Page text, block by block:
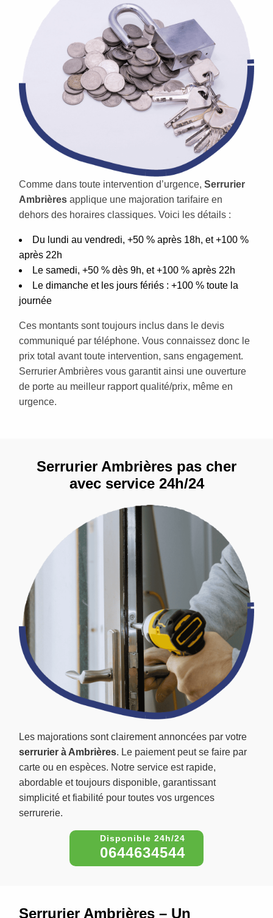
Comme dans toute intervention d’urgence, Serrurier
Ambrières applique une majoration tarifaire en
dehors des horaires classiques. Voici les détails :
Du lundi au vendredi, +50 % après 18h, et +100 %
après 22h
Le samedi, +50 % dès 9h, et +100 % après 22h
Le dimanche et les jours fériés : +100 % toute la
journée
Ces montants sont toujours inclus dans le devis
communiqué par téléphone. Vous connaissez donc le
prix total avant toute intervention, sans engagement.
Serrurier Ambrières vous garantit ainsi une ouverture
de porte au meilleur rapport qualité/prix, même en
urgence.
Les majorations sont clairement annoncées par votre
serrurier à Ambrières. Le paiement peut se faire par
carte ou en espèces. Notre service est rapide,
abordable et toujours disponible, garantissant
simplicité et fiabilité pour toutes vos urgences
serrurerie.
0644634544
Serrurier Ambrières pas cher
avec service 24h/24
Serrurier Ambrières – Un